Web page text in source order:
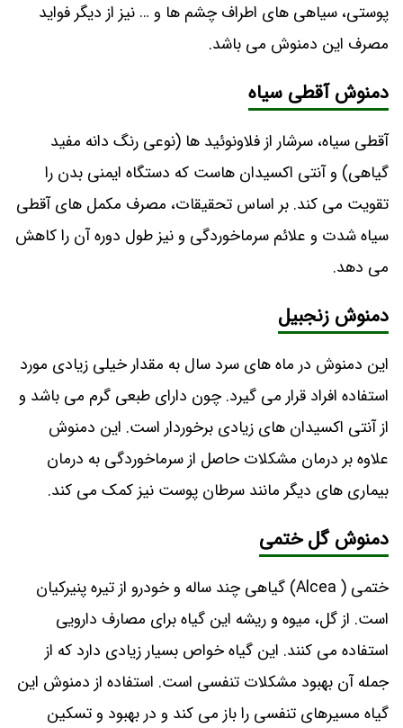
پوستی، سیاهی های اطراف چشم ها و … نیز از دیگر فواید
مصرف این دمنوش می باشد.
دمنوش آقطی سیاه
آقطی سیاه، سرشار از فلاونوئید ها (نوعی رنگ دانه مفید
گیاهی) و آنتی اکسیدان هاست که دستگاه ایمنی بدن را
تقویت می ‌کند. بر اساس تحقیقات، مصرف مکمل‌ های آقطی
سیاه شدت و علائم سرماخوردگی و نیز طول دوره آن را کاهش
می ‌دهد.
دمنوش زنجبیل
این دمنوش در ماه های سرد سال به مقدار خیلی زیادی مورد
استفاده افراد قرار می گیرد. چون دارای طبعی گرم می باشد و
از آنتی اکسیدان های زیادی برخوردار است. این دمنوش
علاوه بر درمان مشکلات حاصل از سرماخوردگی به درمان
بیماری های دیگر مانند سرطان پوست نیز کمک می کند.
دمنوش گل ختمی
ختمی ( Alcea) گیاهی چند ساله و خودرو از تیره پنیرکیان
است. از گل، میوه و ریشه این گیاه برای مصارف دارویی
استفاده می کنند. این گیاه خواص بسیار زیادی دارد که از
جمله آن بهبود مشکلات تنفسی است. استفاده از دمنوش این
گیاه مسیرهای تنفسی را باز می کند و در بهبود و تسکین